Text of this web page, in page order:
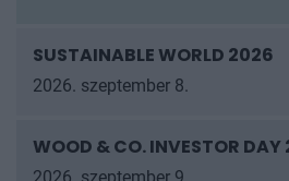
SUSTAINABLE WORLD 2026
2026. szeptember 8.
WOOD & CO. INVESTOR